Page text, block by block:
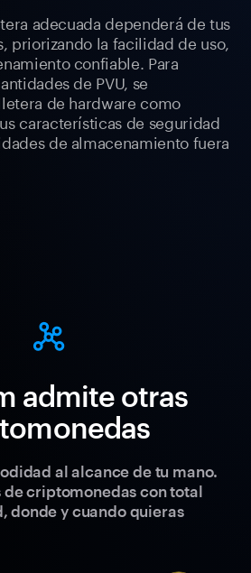
adecuada dependerá de tus
priorizando la facilidad de uso,
confiable. Para
de PVU, se
de hardware como
características de seguridad
de almacenamiento fuera
admite otras
al alcance de tu mano.
de criptomonedas con total
donde y cuando quieras